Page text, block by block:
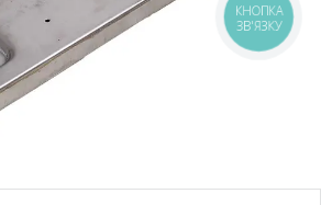
КНОПКА
ЗВ'ЯЗКУ